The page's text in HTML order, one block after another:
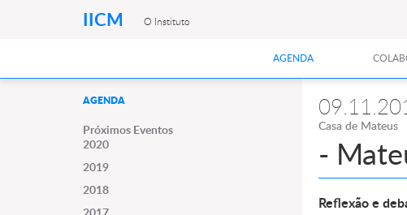
IICM O Instituto
AGENDA
Casa de Mateus
-
Reflexão e
AGENDA
Próximos Eventos
2020
2019
2018